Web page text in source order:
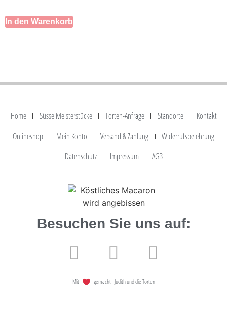
In den Warenkorb
Home Süsse Meisterstücke Torten-Anfrage Standorte
Kontakt
Onlineshop
Mein Konto Versand & Zahlung
Widerrufsbelehrung
Datenschutz
Impressum AGB
Besuchen Sie uns auf:
Mit gemacht - Judith und die Torten